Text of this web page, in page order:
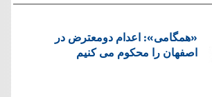
«همگامی»: اعدام دومعترض در
اصفهان را محکوم می کنیم